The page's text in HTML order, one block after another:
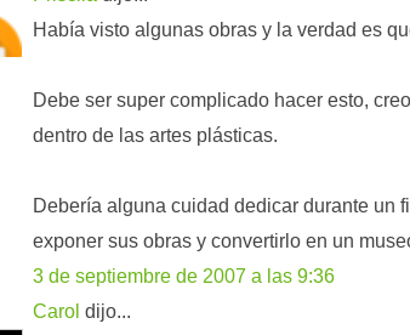
Había visto algunas obras y la verdad es
Debe ser super complicado hacer esto,
dentro de las artes plásticas.
Debería alguna cuidad dedicar durante un
exponer sus obras y convertirlo en un
3 de septiembre de 2007 a las 9:36
Carol dijo...